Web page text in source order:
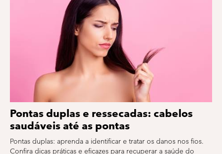
Pontas duplas e ressecadas: cabelos
saudáveis até as pontas
Pontas duplas: aprenda a identificar e tratar os danos nos fios.
Confira dicas práticas e eficazes para recuperar a saúde do